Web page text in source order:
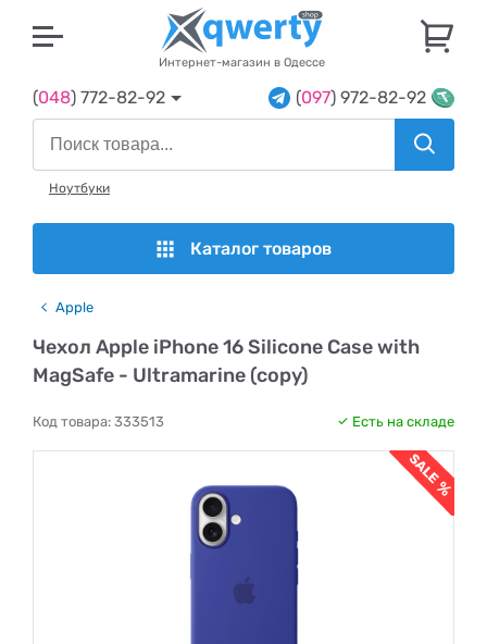
Интернет-магазин в Одессе
(048) 772-82-92 (097) 972-82-92
Ноутбуки
Каталог товаров
Apple
Чехол Apple iPhone 16 Silicone Case with
MagSafe - Ultramarine (copy)
Код товара: 333513 Есть на складе